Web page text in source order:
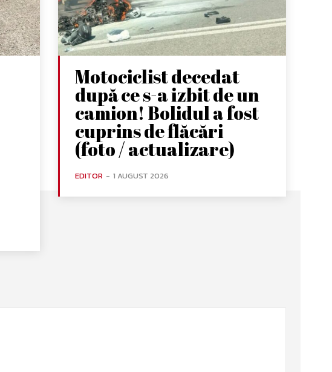
Motociclist decedat
după ce s-a izbit de un
camion! Bolidul a fost
cuprins de flăcări
(foto / actualizare)
EDITOR - 1 AUGUST 2026